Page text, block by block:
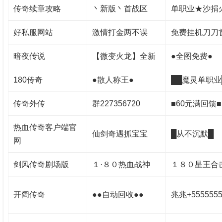
传奇续章攻略 丶新版丶首战区 单职业★沙捐
好私服网站 激情打金两不误 免费挂机刀刀
暗夜传说 【微变火龙】全新 ●全图免费●
180传奇 ●散人称王● ██魔灵单职
传奇外传 群227356720 ■60元满回馈■
热血传奇客户端官
网
仙剑奇遇抓宝宝 █从不沉默█
剑风传奇剧场版 １·８０热血战神 １８０星王合
开阔传奇 ●●自动回收●● 兆兆